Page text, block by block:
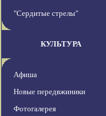
"Сердитые стрелы"
КУЛЬТУРА
Афиша
Новые передвжиники
Фотогалерея